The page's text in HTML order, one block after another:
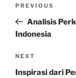
Previous
Post
PREVIOUS
Analisis
Indonesia
Next
Post
NEXT
Inspirasi dari